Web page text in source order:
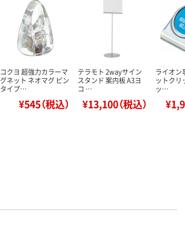
コクヨ 超強力カラーマ
グネット ネオマグ ピン
タイプ…
¥545（税込）
テラモト 2wayサイン
スタンド 案内板 A3ヨ
コ …
¥13,100（税込）
ライオン
ットクリ
ッ…